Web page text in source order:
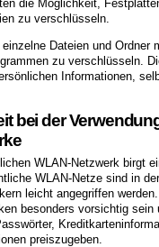
die Möglichkeit,
zu verschlüsseln.
Dateien und Ordner
zu verschlüsseln.
Informationen,
bei der
WLAN-Netzwerk birgt
WLAN-Netze sind in
leicht angegriffen
besonders vorsichtig sein
preiszugeben.